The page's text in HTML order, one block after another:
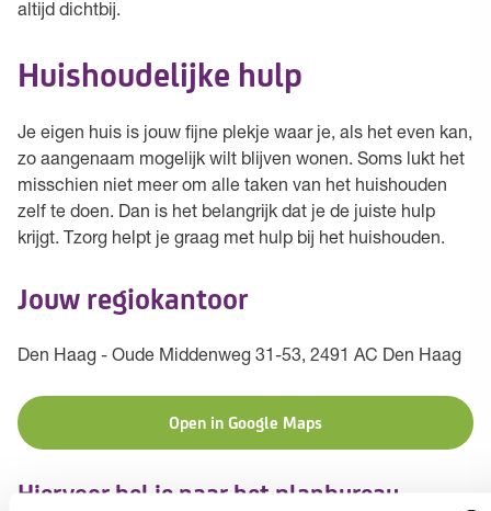
altijd dichtbij.
Huishoudelijke hulp
Je eigen huis is jouw fijne plekje waar je, als het even kan,
zo aangenaam mogelijk wilt blijven wonen. Soms lukt het
misschien niet meer om alle taken van het huishouden
zelf te doen. Dan is het belangrijk dat je de juiste hulp
krijgt. Tzorg helpt je graag met hulp bij het huishouden.
Jouw regiokantoor
Den Haag - Oude Middenweg 31-53, 2491 AC Den Haag
Open in Google Maps
Hiervoor bel je naar het planbureau